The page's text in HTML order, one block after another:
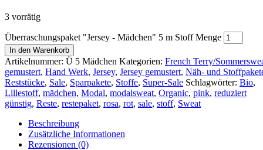
3 vorrätig
Überraschungspaket "Jersey - Mädchen" 5 m Stoff Menge
In den Warenkorb
Artikelnummer: Ü 5 Mädchen Kategorien: French Terry/
gemustert, Hand Werk, Jersey, Jersey gemustert, Näh- und
Reststücke, Sale, Sparpakete, Stoffe, Super-Sale Schlagwörter: Bio,
Lillestoff, mädchen, Modal, modalsweat, Organic, pink, reduziert
günstig, Reste, restepaket, rosa, rot, sale, stoff, Sweat
Beschreibung
Zusätzliche Informationen
Rezensionen (0)